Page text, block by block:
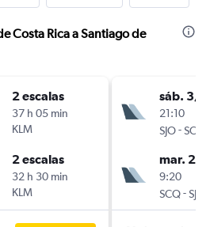
Costa Rica a Santiago de
2 escalas
37 h 05 min
KLM
2 escalas
32 h 30 min
KLM
sáb. 3/
21:10
SJO-SCQ
mar.
9:20
SCQ-SJO